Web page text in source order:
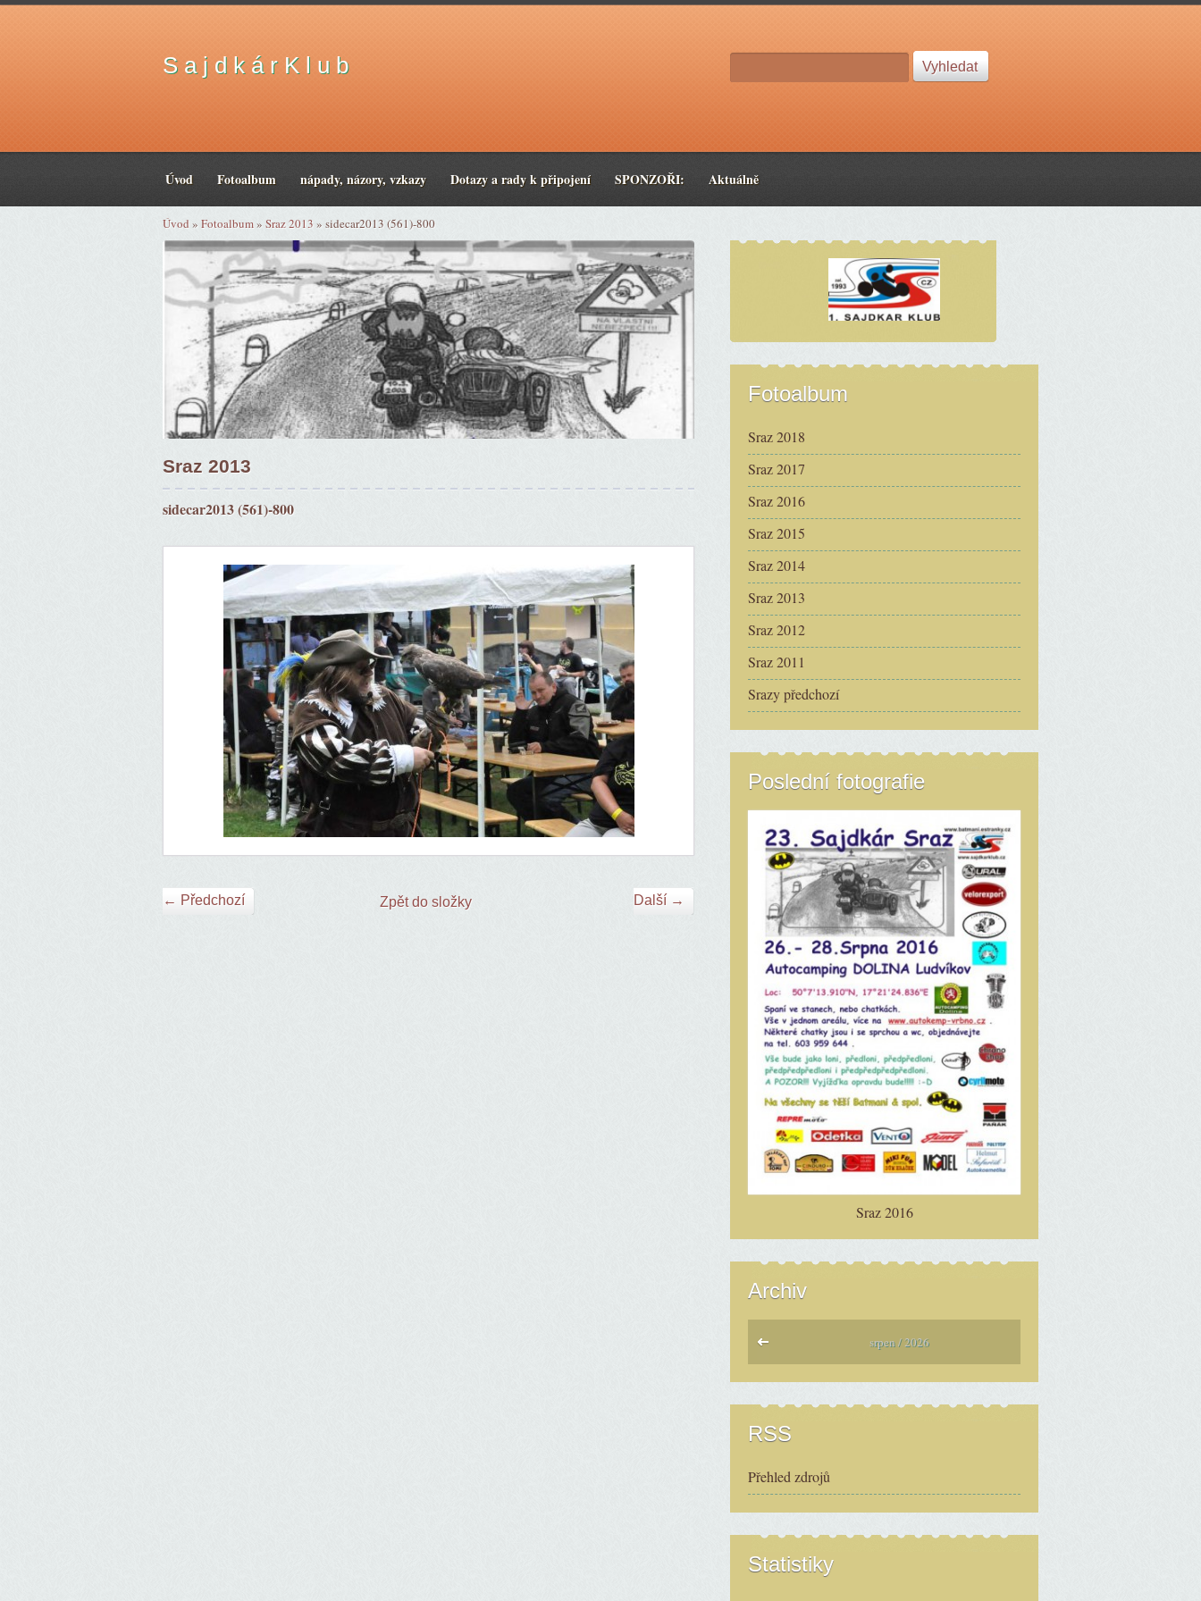
S a j d k á r K l u b
Úvod Fotoalbum nápady, názory, vzkazy Dotazy a rady k připojení SPONZOŘI: Aktuálně
Úvod » Fotoalbum» Sraz 2013 » sidecar2013 (561)-800
Sraz 2013
sidecar2013 (561)-800
← Předchozí Další →
Zpět do složky
Fotoalbum
Sraz 2018
Sraz 2017
Sraz 2016
Sraz 2015
Sraz 2014
Sraz 2013
Sraz 2012
Sraz 2011
Srazy předchozí
Poslední fotografie
Sraz 2016
Archiv
srpen / 2026
RSS
Přehled zdrojů
Statistiky